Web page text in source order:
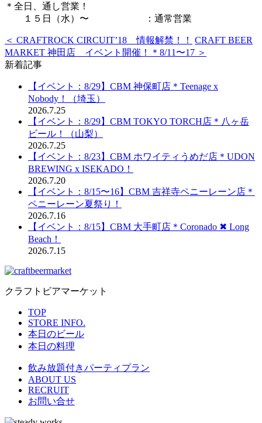
＊全日、通し営業！
１５日（水）〜 ：通常営業
＜ CRAFTROCK CIRCUIT’18 情報解禁！！
CRAFT BEER
MARKET 神田店 イベント開催！＊8/11〜17 ＞
新着記事
【イベント：8/29】CBM 神保町店＊Teenage x
Nobody！（埼玉）
2026.7.25
【イベント：8/29】CBM TOKYO TORCH店＊八ヶ岳
ビール！（山梨）
2026.7.25
【イベント：8/23】CBM ホワイティうめだ店＊UDON
BREWING x ISEKADO！
2026.7.20
【イベント：8/15〜16】CBM 吉祥寺ペニーレーン店＊
ペニーレーン夏祭り！
2026.7.16
【イベント：8/15】CBM 大手町店＊Coronado ✖︎ Long
Beach！
2026.7.15
クラフトビアマーケット
TOP
STORE INFO.
本日のビール
本日の料理
飲み放題付きパーティプラン
ABOUT US
RECRUIT
お問い合せ